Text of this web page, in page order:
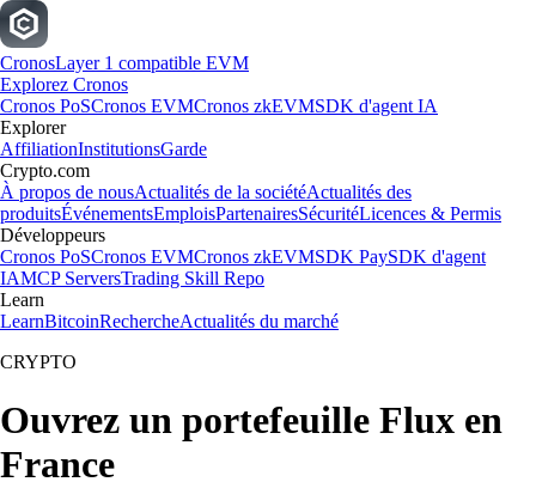
CronosLayer 1 compatible EVM
Explorez Cronos
Cronos PoSCronos EVMCronos zkEVMSDK d'agent IA
Explorer
AffiliationInstitutionsGarde
Crypto.com
À propos de nousActualités de la sociétéActualités des
produitsÉvénementsEmploisPartenairesSécuritéLicences & Permis
Développeurs
Cronos PoSCronos EVMCronos zkEVMSDK PaySDK d'agent
IAMCP ServersTrading Skill Repo
Learn
LearnBitcoinRechercheActualités du marché
CRYPTO
Ouvrez un portefeuille Flux en
France